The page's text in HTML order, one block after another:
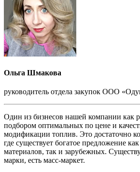
Ольга Шмакова
руководитель отдела закупок ООО
Один из бизнесов нашей компании как
подбором оптимальных по цене и
модификации топлив. Это достаточно
где существует богатое предложение
материалов, так и зарубежных.
марки, есть масс-маркет.